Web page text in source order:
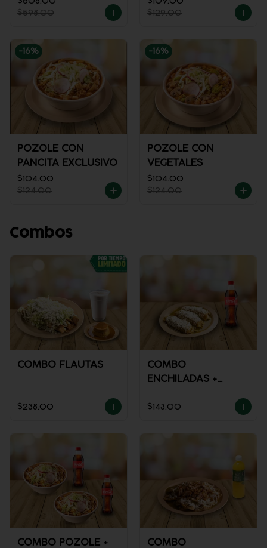
$598.00
$129.00
-16%
POZOLE CON
PANCITA EXCLUSIVO
$104.00
$124.00
-16%
POZOLE CON
VEGETALES
$104.00
$124.00
Combos
COMBO FLAUTAS
$238.00
COMBO
ENCHILADAS +
$143.00
COMBO POZOLE +
COMBO